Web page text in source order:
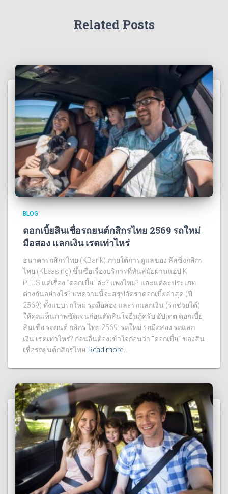
Related Posts
BLOG
ดอกเบี้ยสินเชื่อรถยนต์กสิกรไทย 2569 รถใหม่
มือสอง แลกเงิน เรตเท่าไหร่
ธนาคารกสิกรไทย (KBank) ภายใต้การดูแลของ ลีสซิ่งกสิกร
ไทย (KLeasing) ขึ้นชื่อเรื่องบริการที่ทันสมัยผ่านแอป K
PLUS แต่เรื่อง “ดอกเบี้ย” ล่ะ? แพงไหม? และแต่ละประเภท
ต่างกันอย่างไร? บทความนี้จะสรุปอัตราดอกเบี้ยล่าสุด (ปี
2569) ทั้งแบบรถใหม่ รถมือสอง และรถแลกเงิน (รถช่วยได้)
ให้คุณเห็นภาพชัดเจนก่อนตัดสินใจยื่นกู้ครับ อัปเดต ดอกเบี้ย
สินเชื่อ รถยนต์ กสิกร ไทย 2569: รถใหม่ รถมือสอง รถแลก
เงิน เรตเท่าไหร่? ก่อนอื่นต้องเข้าใจก่อนว่า “ดอกเบี้ย” ของสิน
เชื่อรถยนต์กสิกรไทย Read more…